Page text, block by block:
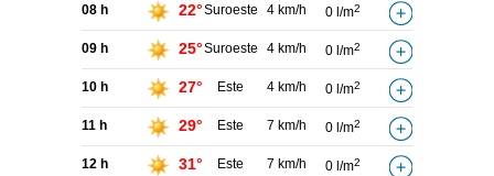
08 h 22°Suroeste 4 km/h 0 l/m2
09 h 25°Suroeste 4 km/h 0 l/m2
10 h 27° Este 4 km/h 0 l/m2
11 h 29° Este 7 km/h 0 l/m2
12 h 31° Este 7 km/h 0 l/m2